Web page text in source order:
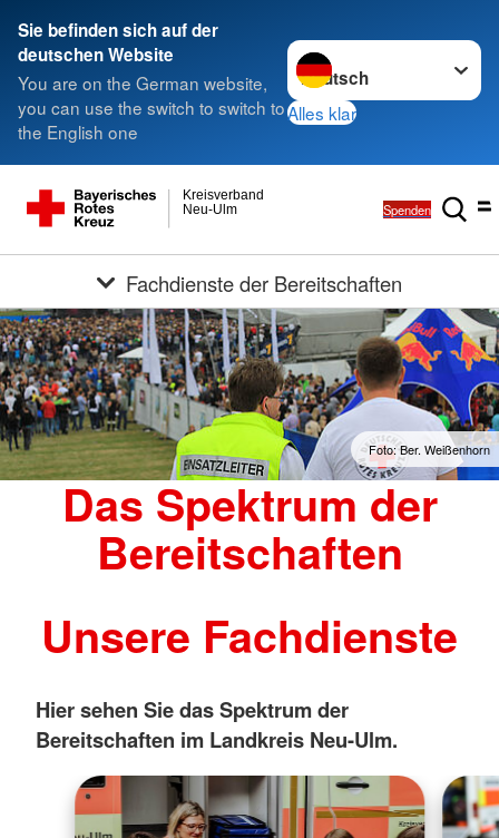
Sie befinden sich auf der
deutschen Website
You are on the German website,
you can use the switch to switch to
the English one
Sprache wechseln zu
Alles klar
Neu-Ulm
Kreisverband
Spenden
Fachdienste der Bereitschaften
Foto: Ber. Weißenhorn
Das Spektrum der
Bereitschaften
Unsere Fachdienste
Hier sehen Sie das Spektrum der
Bereitschaften im Landkreis Neu-Ulm.